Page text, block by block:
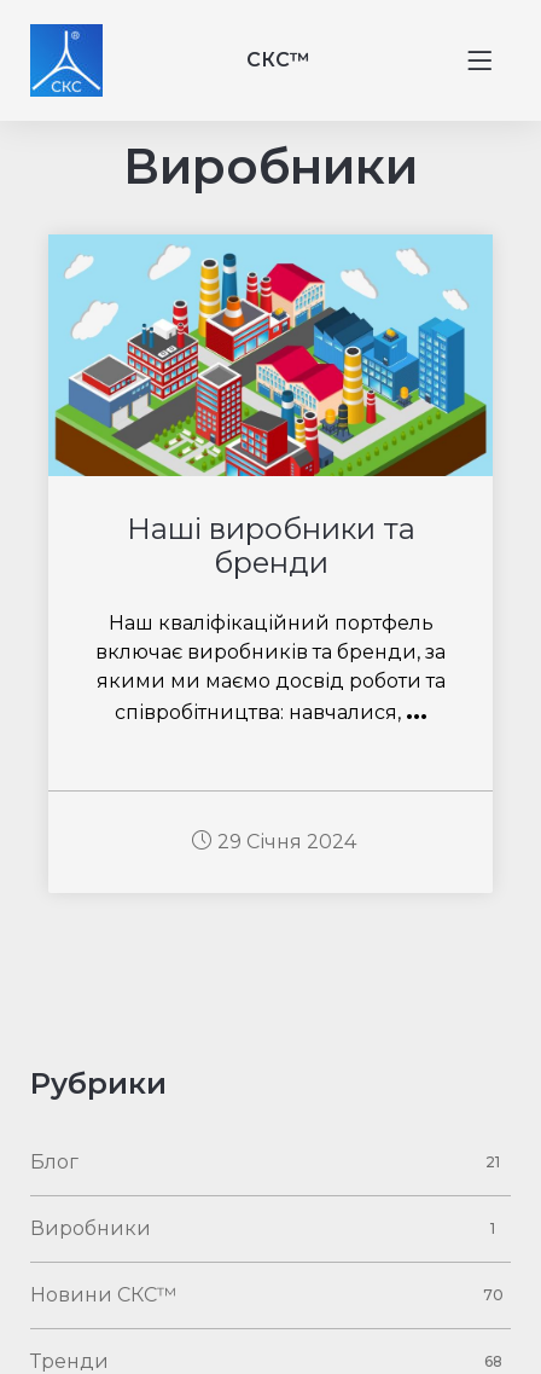
СКС™
Виробники
Наші виробники та
бренди
Наш кваліфікаційний портфель
включає виробників та бренди, за
якими ми маємо досвід роботи та
співробітництва: навчалися, ...
29 Січня 2024
Рубрики
Блог 21
Виробники 1
Новини СКС™ 70
Тренди 68